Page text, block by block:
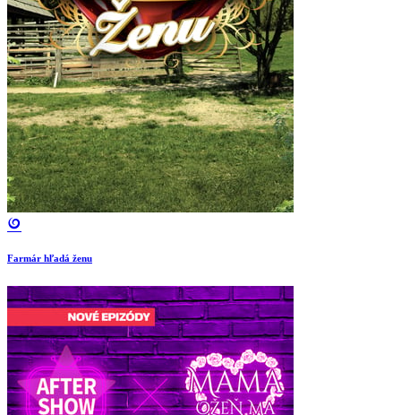
Farmár hľadá ženu